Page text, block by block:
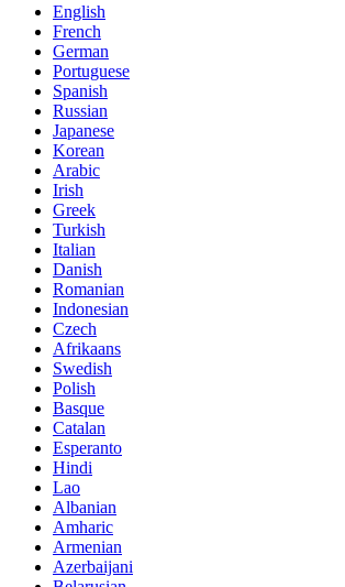
English
French
German
Portuguese
Spanish
Russian
Japanese
Korean
Arabic
Irish
Greek
Turkish
Italian
Danish
Romanian
Indonesian
Czech
Afrikaans
Swedish
Polish
Basque
Catalan
Esperanto
Hindi
Lao
Albanian
Amharic
Armenian
Azerbaijani